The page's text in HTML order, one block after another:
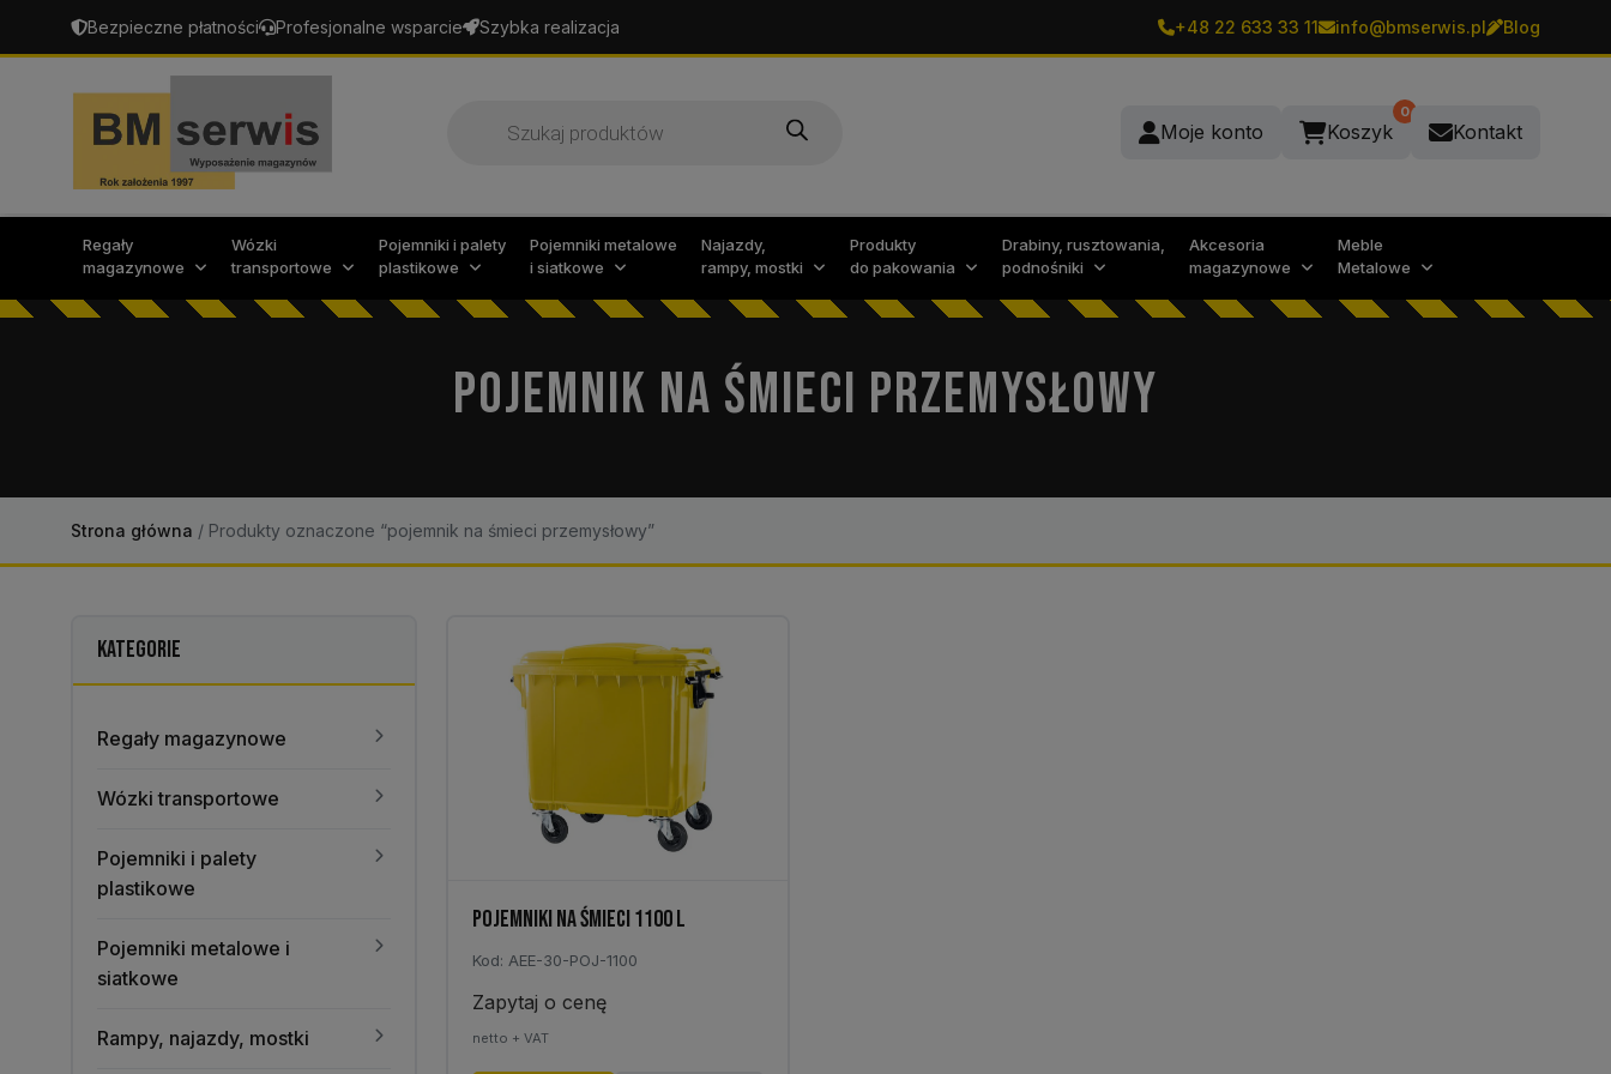
Bezpieczne płatności Profesjonalne wsparcie Szybka realizacja +48 22 633 33 11 info@bmserwis.pl Blog
produktów
Moje konto Koszyk
0
Kontakt
Regały
magazynowe
Wózki
transportowe
Pojemniki i palety
plastikowe
Pojemniki metalowe
i siatkowe
Najazdy,
rampy, mostki
Produkty
do pakowania
Drabiny, rusztowania,
podnośniki
Akcesoria
magazynowe
Meble
Metalowe
POJEMNIK NA ŚMIECI PRZEMYSŁOWY
Strona główna / Produkty oznaczone “pojemnik na śmieci przemysłowy”
KATEGORIE
Regały magazynowe
Wózki transportowe
Pojemniki i palety
plastikowe
Pojemniki metalowe i
siatkowe
Rampy, najazdy, mostki
POJEMNIKI NA ŚMIECI 1100 L
Kod: AEE-30-POJ-1100
Zapytaj o cenę
netto + VAT